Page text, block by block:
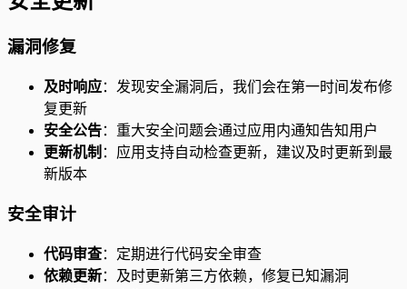
漏洞修复
及时响应：发现安全漏洞后，我们会在第一时间发布修
复更新
安全公告：重大安全问题会通过应用内通知告知用户
更新机制 ：应用支持自动检查更新，建议及时更新到最
新版本
安全审计
代码审查：定期进行代码安全审查
依赖更新：及时更新第三方依赖，修复已知漏洞